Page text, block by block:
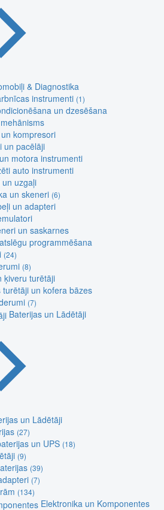
& Diagnostika
instrumenti (1)
un dzesēšana
kompresori
un pacēlāji
motora instrumenti
auto instrumenti
uzgaļi
un skeneri (6)
un adapteri
un saskarnes
programmēšana
(24)
(8)
ķiveru turētāji
turētāji un kofera bāzes
(7)
Baterijas un Lādētāji
un Lādētāji
(27)
un UPS (18)
(9)
(39)
(7)
(134)
Elektronika un Komponentes